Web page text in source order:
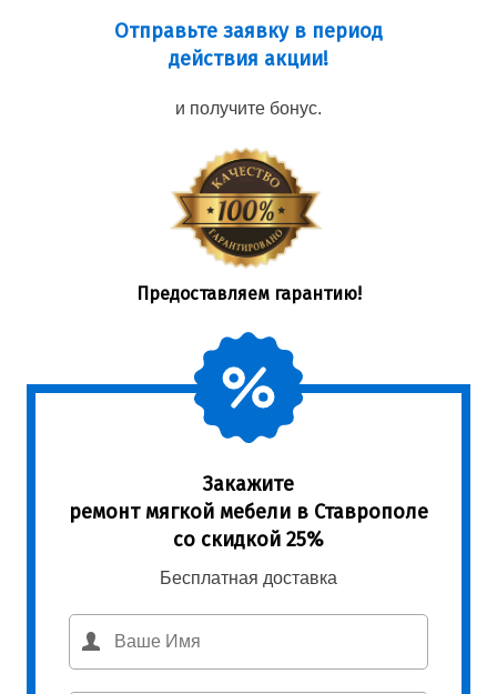
Отправьте заявку в период
действия акции!
и получите бонус.
Предоставляем гарантию!
Закажите
ремонт мягкой мебели в Ставрополе
со скидкой 25%
Бесплатная доставка